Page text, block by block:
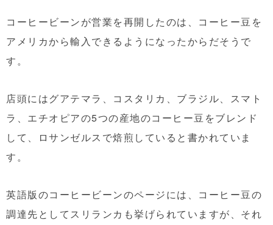
コーヒービーンが営業を再開したのは、コーヒー豆を
アメリカから輸入できるようになったからだそうで
す。
店頭にはグアテマラ、コスタリカ、ブラジル、スマト
ラ、エチオピアの5つの産地のコーヒー豆をブレンド
して、ロサンゼルスで焙煎していると書かれていま
す。
英語版のコーヒービーンのページには、コーヒー豆の
調達先としてスリランカも挙げられていますが、それ